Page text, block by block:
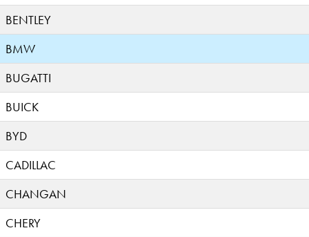
BENTLEY
BMW
BUGATTI
BUICK
BYD
CADILLAC
CHANGAN
CHERY